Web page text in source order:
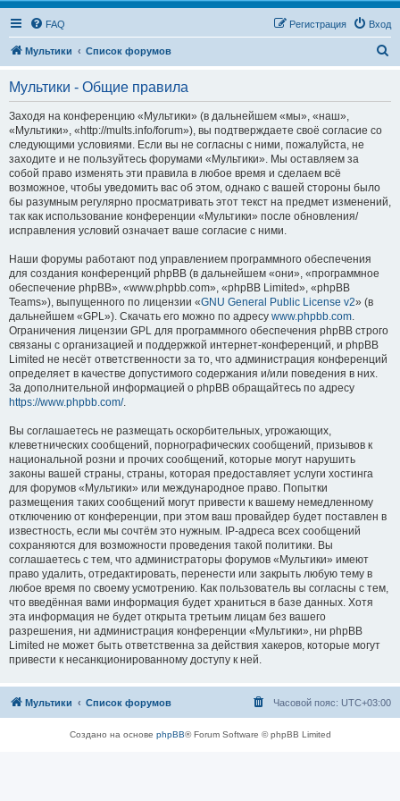
FAQ Вход
Регистрация
Мультики Список форумов
Мультики - Общие правила
Заходя на конференцию «Мультики» (в дальнейшем «мы», «наш»,
«Мультики», «http://mults.info/forum»), вы подтверждаете своё согласие со
следующими условиями. Если вы не согласны с ними, пожалуйста, не
заходите и не пользуйтесь форумами «Мультики». Мы оставляем за
собой право изменять эти правила в любое время и сделаем всё
возможное, чтобы уведомить вас об этом, однако с вашей стороны было
бы разумным регулярно просматривать этот текст на предмет изменений,
так как использование конференции «Мультики» после обновления/
исправления условий означает ваше согласие с ними.
Наши форумы работают под управлением программного обеспечения
для создания конференций phpBB (в дальнейшем «они», «программное
обеспечение phpBB», «www.phpbb.com», «phpBB Limited», «phpBB
Teams»), выпущенного по лицензии «GNU General Public License v2» (в
дальнейшем «GPL»). Скачать его можно по адресу www.phpbb.com.
Ограничения лицензии GPL для программного обеспечения phpBB строго
связаны с организацией и поддержкой интернет-конференций, и phpBB
Limited не несёт ответственности за то, что администрация конференций
определяет в качестве допустимого содержания и/или поведения в них.
За дополнительной информацией о phpBB обращайтесь по адресу
https://www.phpbb.com/.
Вы соглашаетесь не размещать оскорбительных, угрожающих,
клеветнических сообщений, порнографических сообщений, призывов к
национальной розни и прочих сообщений, которые могут нарушить
законы вашей страны, страны, которая предоставляет услуги хостинга
для форумов «Мультики» или международное право. Попытки
размещения таких сообщений могут привести к вашему немедленному
отключению от конференции, при этом ваш провайдер будет поставлен в
известность, если мы сочтём это нужным. IP-адреса всех сообщений
сохраняются для возможности проведения такой политики. Вы
соглашаетесь с тем, что администраторы форумов «Мультики» имеют
право удалить, отредактировать, перенести или закрыть любую тему в
любое время по своему усмотрению. Как пользователь вы согласны с тем,
что введённая вами информация будет храниться в базе данных. Хотя
эта информация не будет открыта третьим лицам без вашего
разрешения, ни администрация конференции «Мультики», ни phpBB
Limited не может быть ответственна за действия хакеров, которые могут
привести к несанкционированному доступу к ней.
Мультики Список форумов Часовой пояс: UTC+03:00
Создано на основе phpBB® Forum Software © phpBB Limited